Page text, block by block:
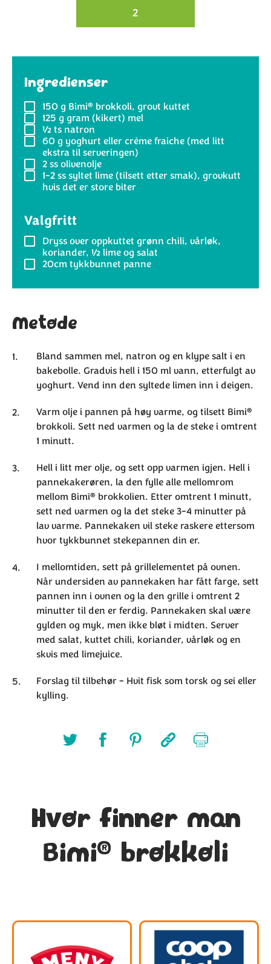
2
Ingredienser
150 g Bimi® brokkoli, grovt kuttet
125 g gram (kikert) mel
½ ts natron
60 g yoghurt eller crème fraiche (med litt
ekstra til serveringen)
2 ssolivenolje
1-2 sssyltet lime (tilsett etter smak), grovkutt
hvis det er store biter
Valgfritt
Dryss over oppkuttet grønn chili, vårløk,
koriander, ½ lime og salat
20cmtykkbunnet panne
Metode
Bland sammen mel, natron og en klype salt i en
bakebolle. Gradvis hell i 150 ml vann, etterfulgt av
yoghurt. Vend inn den syltede limen inn i deigen.
Varm olje i pannen på høy varme, og tilsett Bimi®
brokkoli. Sett ned varmen og la de steke i omtrent
1 minutt.
Hell i litt mer olje, og sett opp varmen igjen. Hell i
pannekakerøren, la den fylle alle mellomrom
mellom Bimi® brokkolien. Etter omtrent 1 minutt,
sett ned varmen og la det steke 3-4 minutter på
lav varme. Pannekaken vil steke raskere ettersom
hvor tykkbunnet stekepannen din er.
I mellomtiden, sett på grillelementet på ovnen.
Når undersiden av pannekaken har fått farge, sett
pannen inn i ovnen og la den grille i omtrent 2
minutter til den er ferdig. Pannekaken skal være
gylden og myk, men ikke bløt i midten. Server
med salat, kuttet chili, koriander, vårløk og en
skvis med limejuice.
Forslag til tilbehør – Hvit fisk som torsk og sei eller
kylling.
Hvor finner man
Bimi® brokkoli